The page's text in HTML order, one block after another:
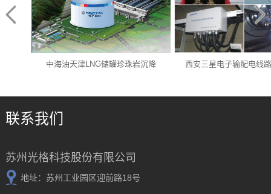
西安三星电子输配电线路综合监控 福建福清核电高压电缆
联系我们
苏州光格科技股份有限公司
地址：苏州工业园区迎前路18号